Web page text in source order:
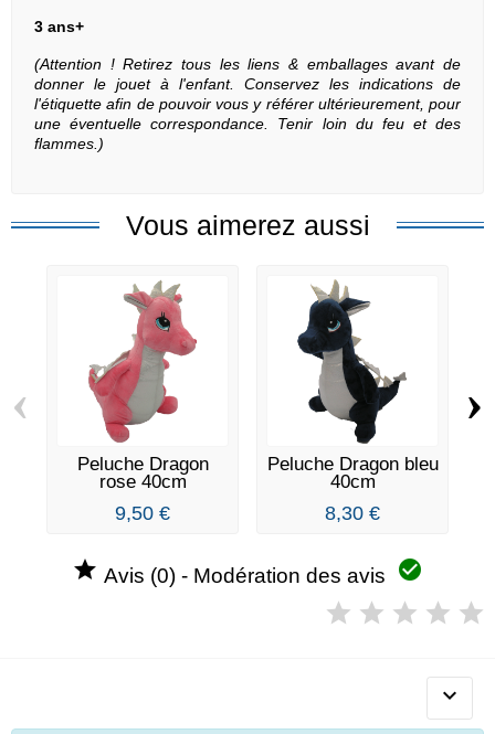
3 ans+
(Attention ! Retirez tous les liens & emballages avant de
donner le jouet à l'enfant. Conservez les indications de
l'étiquette afin de pouvoir vous y référer ultérieurement, pour
une éventuelle correspondance. Tenir loin du feu et des
flammes.)
Vous aimerez aussi
Peluche Dragon
rose 40cm
9,50 €
Peluche Dragon bleu
40cm
8,30 €
‹ ›
 Avis (0) - Modération des avis 
